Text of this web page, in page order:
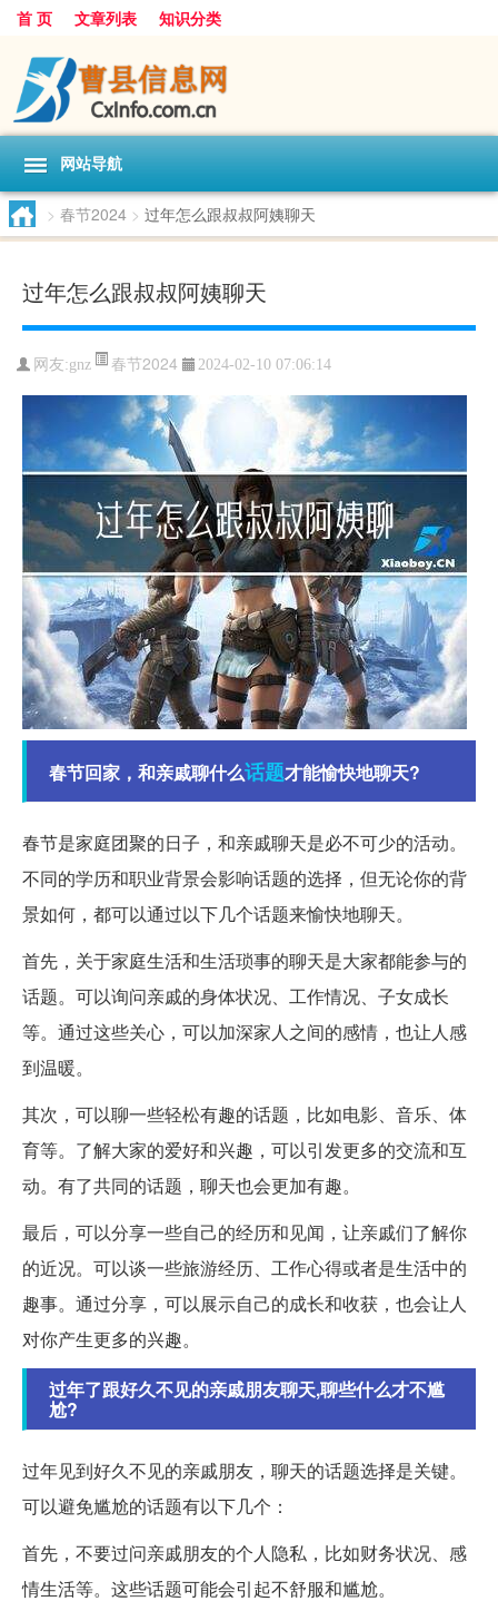
首 页 文章列表 知识分类
网站导航
> 春节2024 > 过年怎么跟叔叔阿姨聊天
过年怎么跟叔叔阿姨聊天
网友:gnz 春节2024 2024-02-10 07:06:14
春节回家，和亲戚聊什么话题才能愉快地聊天?
春节是家庭团聚的日子，和亲戚聊天是必不可少的活动。
不同的学历和职业背景会影响话题的选择，但无论你的背
景如何，都可以通过以下几个话题来愉快地聊天。
首先，关于家庭生活和生活琐事的聊天是大家都能参与的
话题。可以询问亲戚的身体状况、工作情况、子女成长
等。通过这些关心，可以加深家人之间的感情，也让人感
到温暖。
其次，可以聊一些轻松有趣的话题，比如电影、音乐、体
育等。了解大家的爱好和兴趣，可以引发更多的交流和互
动。有了共同的话题，聊天也会更加有趣。
最后，可以分享一些自己的经历和见闻，让亲戚们了解你
的近况。可以谈一些旅游经历、工作心得或者是生活中的
趣事。通过分享，可以展示自己的成长和收获，也会让人
对你产生更多的兴趣。
过年了跟好久不见的亲戚朋友聊天,聊些什么才不尴
尬?
过年见到好久不见的亲戚朋友，聊天的话题选择是关键。
可以避免尴尬的话题有以下几个：
首先，不要过问亲戚朋友的个人隐私，比如财务状况、感
情生活等。这些话题可能会引起不舒服和尴尬。